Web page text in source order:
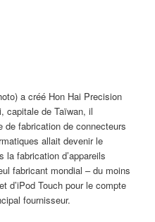
a créé Hon Hai Precision
capitale de Taïwan, il
de fabrication de connecteurs
allait devenir le
la fabrication d’appareils
fabricant mondial – du moins
d’iPod Touch pour le compte
fournisseur.